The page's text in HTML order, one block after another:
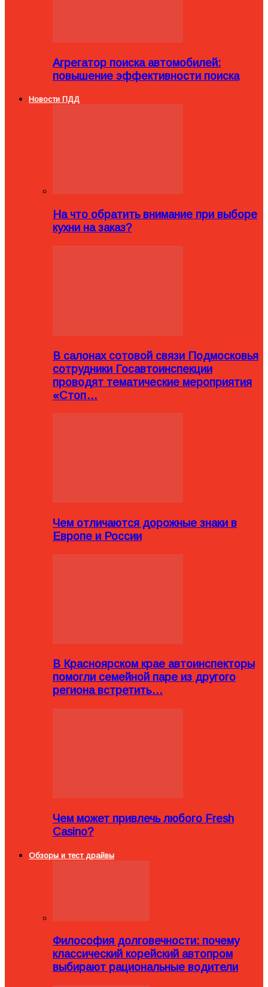
Агрегатор поиска автомобилей:
повышение эффективности поиска
Новости ПДД
На что обратить внимание при выборе
кухни на заказ?
В салонах сотовой связи Подмосковья
сотрудники Госавтоинспекции
проводят тематические мероприятия
«Стоп…
Чем отличаются дорожные знаки в
Европе и России
В Красноярском крае автоинспекторы
помогли семейной паре из другого
региона встретить…
Чем может привлечь любого Fresh
Casino?
Обзоры и тест драйвы
Философия долговечности: почему
классический корейский автопром
выбирают рациональные водители